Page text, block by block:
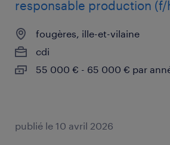
responsable production (f/
fougères, ille-et-vilaine
cdi
55 000 € - 65 000 € par
publié le 10 avril 2026